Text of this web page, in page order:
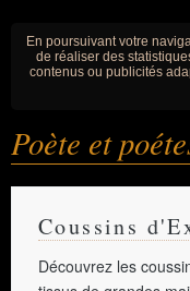
En poursuivant votre
de réaliser des
contenus ou publicités
Poète et
Coussins
Découvrez les